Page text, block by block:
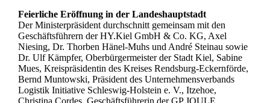
Feierliche Eröffnung in der Landeshauptstadt
Der Ministerpräsident durchschnitt gemeinsam mit den
Geschäftsführern der HY.Kiel GmbH & Co. KG, Axel
Niesing, Dr. Thorben Hänel-Muhs und André Steinau sowie
Dr. Ulf Kämpfer, Oberbürgermeister der Stadt Kiel, Sabine
Mues, Kreispräsidentin des Kreises Rendsburg-Eckernförde,
Bernd Muntowski, Präsident des Unternehmensverbands
Logistik Initiative Schleswig-Holstein e. V., Itzehoe,